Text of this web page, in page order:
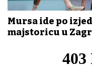
Mursa ide po
majstoricu u